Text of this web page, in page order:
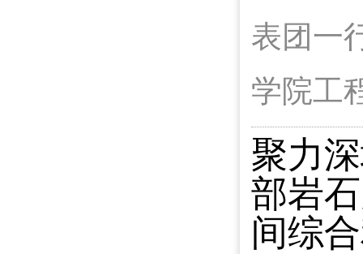
表团一
学院工
聚力
部岩
间综